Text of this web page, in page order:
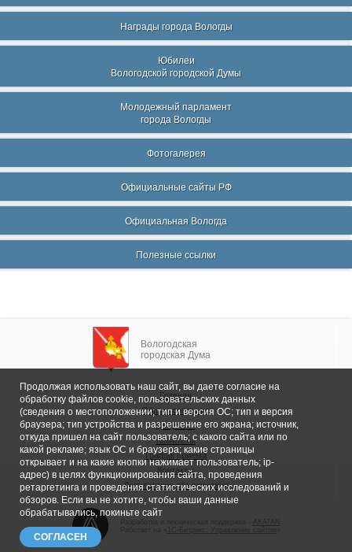
Награды города Вологды
Юбилеи
Вологодской городской Думы
Молодежный парламент
города Вологды
Фотогалерея
Официальные сайты РФ
Официальная Вологда
Полезные ссылки
Вологодская
городская Дума
Главная
Общие сведения
Депутаты
Комитеты
График приема
Контакты
Депутатские объединения
1С-Битрикс: Управление сайтом
Продолжая использовать наш сайт, вы даете согласие на
обработку файлов cookie, пользовательских данных
(сведения о местоположении; тип и версия ОС; тип и версия
браузера; тип устройства и разрешение его экрана; источник,
откуда пришел на сайт пользователь; с какого сайта или по
какой рекламе; язык ОС и браузера; какие страницы
открывает и на какие кнопки нажимает пользователь; ip-
адрес) в целях функционирования сайта, проведения
ретаргетинга и проведения статистических исследований и
обзоров. Если вы не хотите, чтобы ваши данные
обрабатывались, покиньте сайт
СОГЛАСЕН